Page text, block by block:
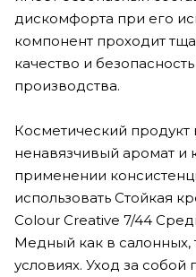
дискомфорта при его
компонент проходит
качество и
производства.
Косметический
ненавязчивый аромат и
применении
использовать Стойкая
Colour Creative 7/44
Медный как в салонных,
условиях. Уход за